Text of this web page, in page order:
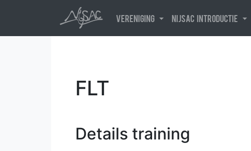
Vereniging NijSAC introductie
FLT
Details training